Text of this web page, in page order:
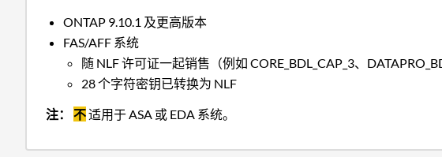
ONTAP 9.10.1 及更高版本
FAS/AFF 系统
随 NLF 许可证一起销售（例如 CORE_BDL_CAP_3、
28 个字符密钥已转换为 NLF
注： 不适用于 ASA 或 EDA 系统。